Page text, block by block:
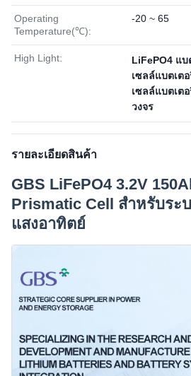
Operating
Temperature(℃):
-20 ~ 65
High Light: LiFePO4 แบ
เซลล์แบตเต
เซลล์แบตเต
วงจร
รายละเอียดสินค้า
GBS LiFePO4 3.2V
Prismatic Cell สําหรับระ
แสงอาทิตย์